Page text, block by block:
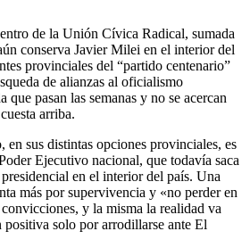
de la Unión Cívica Radical, sumada
conserva Javier Milei en el interior del
provinciales del “partido centenario”
de alianzas al oficialismo
que pasan las semanas y no se acercan
arriba.
sus distintas opciones provinciales, es
Ejecutivo nacional, que todavía saca
en el interior del país. Una
más por supervivencia y «no perder en
y la misma la realidad va
positiva solo por arrodillarse ante El